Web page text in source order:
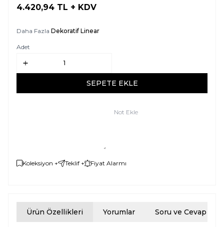
4.420,94 TL + KDV
Daha Fazla Dekoratif Linear
Adet
SEPETE EKLE
Not Ekle
Koleksiyon + Teklif + Fiyat Alarmı
Ürün Özellikleri Yorumlar Soru ve Cevap